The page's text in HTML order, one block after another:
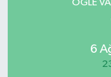
ÖĞLE
6
Süper Lig Puan